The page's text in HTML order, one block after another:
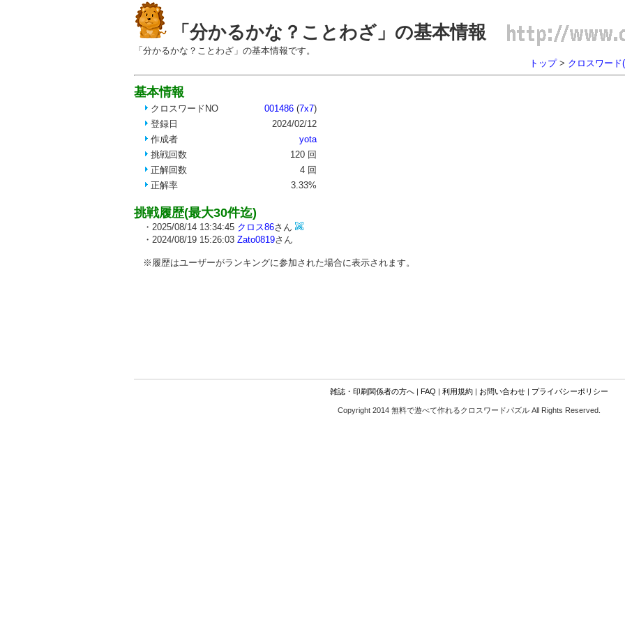
「分かるかな？ことわざ」の基本情報
「分かるかな？ことわざ」の基本情報です。
トップ> クロスワード
基本情報
クロスワードNO 001486 (7x7)
登録日
2024/02/12
作成者
yota
挑戦回数
120 回
正解回数
4 回
正解率
3.33%
挑戦履歴(最大30件迄)
・2025/08/14 13:34:45 クロス86さん
・2024/08/19 15:26:03 Zato0819さん
※履歴はユーザーがランキングに参加された場合に表示されます。
雑誌・印刷関係者の方へ| FAQ | 利用規約| お問い合わせ| プライバシーポリシー
Copyright 2014 無料で遊べて作れるクロスワードパズル All Rights Reserved.